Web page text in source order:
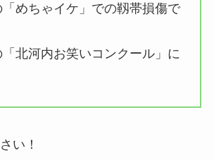
めちゃイケ」での靱帯損傷で
北河内お笑いコンクール」に
い！